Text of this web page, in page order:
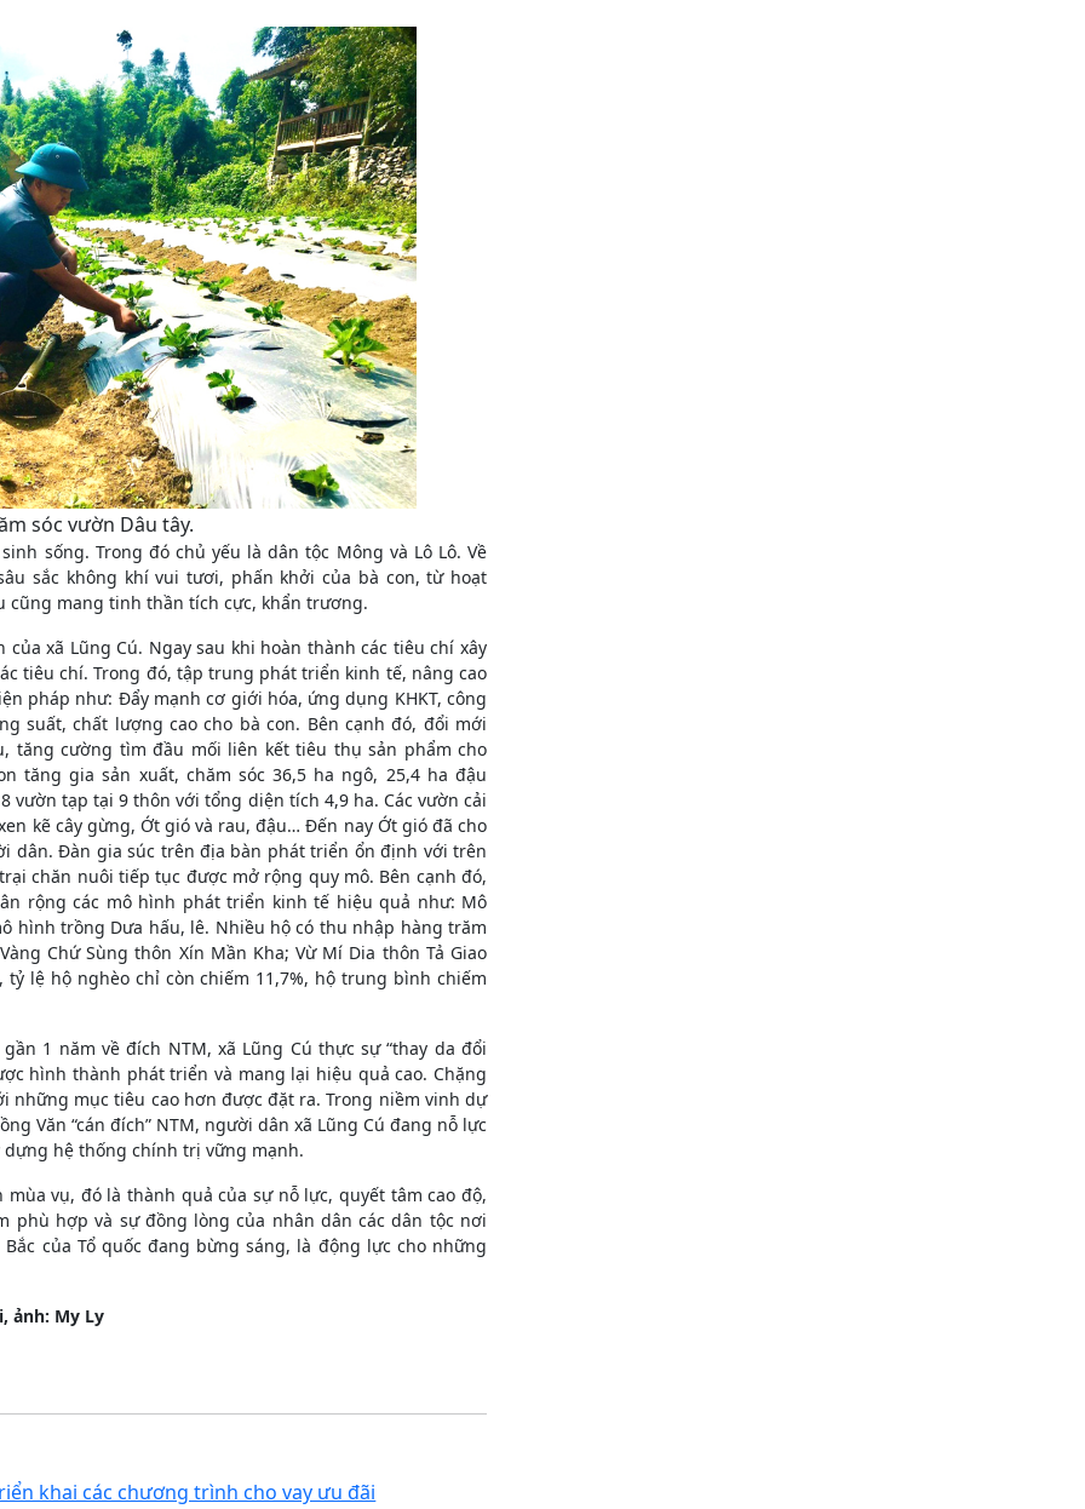
sóc vườn Dâu tây.
sống. Trong đó chủ yếu là dân tộc Mông và Lô Lô. Về
sắc không khí vui tươi, phấn khởi của bà con, từ hoạt
cũng mang tinh thần tích cực, khẩn trương.
xã Lũng Cú. Ngay sau khi hoàn thành các tiêu chí xây
tiêu chí. Trong đó, tập trung phát triển kinh tế, nâng cao
pháp như: Đẩy mạnh cơ giới hóa, ứng dụng KHKT, công
suất, chất lượng cao cho bà con. Bên cạnh đó, đổi mới
tăng cường tìm đầu mối liên kết tiêu thụ sản phẩm cho
tăng gia sản xuất, chăm sóc 36,5 ha ngô, 25,4 ha đậu
vườn tạp tại 9 thôn với tổng diện tích 4,9 ha. Các vườn cải
kẽ cây gừng, Ớt gió và rau, đậu… Đến nay Ớt gió đã cho
dân. Đàn gia súc trên địa bàn phát triển ổn định với trên
chăn nuôi tiếp tục được mở rộng quy mô. Bên cạnh đó,
rộng các mô hình phát triển kinh tế hiệu quả như: Mô
hình trồng Dưa hấu, lê. Nhiều hộ có thu nhập hàng trăm
Chứ Sùng thôn Xín Mần Kha; Vừ Mí Dia thôn Tả Giao
lệ hộ nghèo chỉ còn chiếm 11,7%, hộ trung bình chiếm
1 năm về đích NTM, xã Lũng Cú thực sự “thay da đổi
hình thành phát triển và mang lại hiệu quả cao. Chặng
những mục tiêu cao hơn được đặt ra. Trong niềm vinh dự
Văn “cán đích” NTM, người dân xã Lũng Cú đang nỗ lực
hệ thống chính trị vững mạnh.
vụ, đó là thành quả của sự nỗ lực, quyết tâm cao độ,
phù hợp và sự đồng lòng của nhân dân các dân tộc nơi
của Tổ quốc đang bừng sáng, là động lực cho những
ảnh: My Ly
khai các chương trình cho vay ưu đãi